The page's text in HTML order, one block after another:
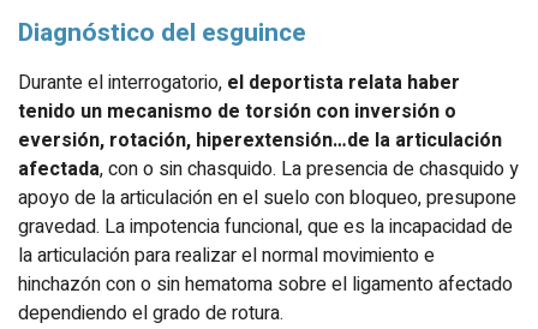
Diagnóstico del esguince
Durante el interrogatorio, el deportista relata haber
tenido un mecanismo de torsión con inversión o
eversión, rotación, hiperextensión…de la articulación
afectada, con o sin chasquido. La presencia de chasquido y
apoyo de la articulación en el suelo con bloqueo, presupone
gravedad. La im­potencia funcional, que es la incapacidad de
la articulación para realizar el normal movimiento e
hinchazón con o sin hematoma sobre el ligamento afectado
dependiendo el grado de rotura.